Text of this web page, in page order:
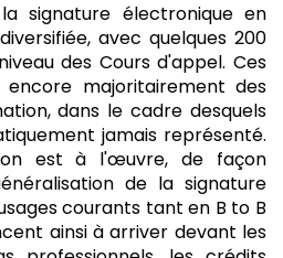
signature électronique en
avec quelques 200
des Cours d'appel. Ces
encore majoritairement des
dans le cadre desquels
jamais représenté.
est à l'œuvre, de façon
de la signature
courants tant en B to B
ainsi à arriver devant les